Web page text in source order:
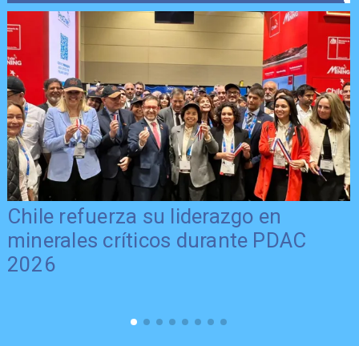
Chile refuerza su liderazgo en
minerales críticos durante PDAC
2026